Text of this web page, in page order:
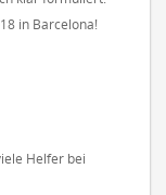
in Barcelona!
Helfer bei